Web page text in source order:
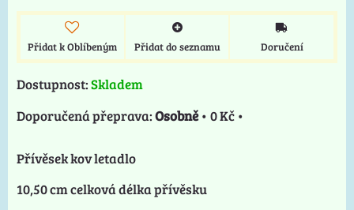
Přidat k Oblíbeným Přidat do seznamu Doručení
Dostupnost:Skladem
Osobně• 0 Kč •
Přívěsek kov letadlo
10,50 cm celková délka přívěsku